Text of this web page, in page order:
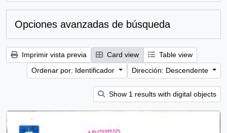
Opciones avanzadas de búsqueda
Imprimir vista previa Card view
Table view
Ordenar por: Identificador
Dirección: Descendente
Show 1 results with digital objects